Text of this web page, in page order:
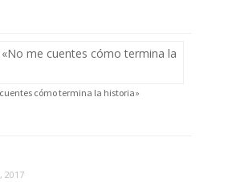
cómo termina la historia»
2017